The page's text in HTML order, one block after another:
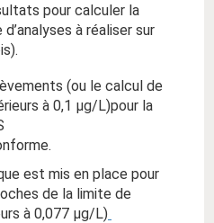
pour calculer la
à réaliser sur
(ou le calcul de
à 0,1 µg/L)pour la
est mis en place pour
de la limite de
à 0,077 µg/L)